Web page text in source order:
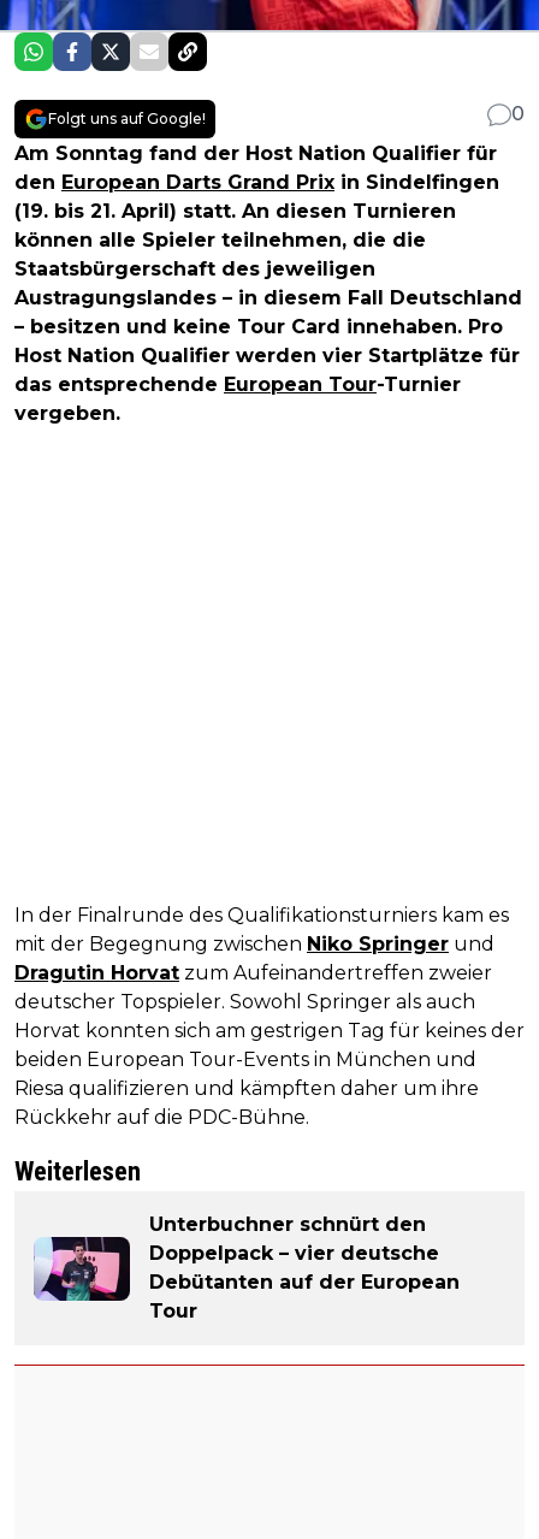
Folgt uns auf Google!
0
Am Sonntag fand der Host Nation Qualifier für
den European Darts Grand Prix in Sindelfingen
(19. bis 21. April) statt. An diesen Turnieren
können alle Spieler teilnehmen, die die
Staatsbürgerschaft des jeweiligen
Austragungslandes – in diesem Fall Deutschland
– besitzen und keine Tour Card innehaben. Pro
Host Nation Qualifier werden vier Startplätze für
das entsprechende European Tour-Turnier
vergeben.
In der Finalrunde des Qualifikationsturniers kam es
mit der Begegnung zwischen Niko Springer und
Dragutin Horvat zum Aufeinandertreffen zweier
deutscher Topspieler. Sowohl Springer als auch
Horvat konnten sich am gestrigen Tag für keines der
beiden European Tour-Events in München und
Riesa qualifizieren und kämpften daher um ihre
Rückkehr auf die PDC-Bühne.
Weiterlesen
Unterbuchner schnürt den
Doppelpack – vier deutsche
Debütanten auf der European
Tour